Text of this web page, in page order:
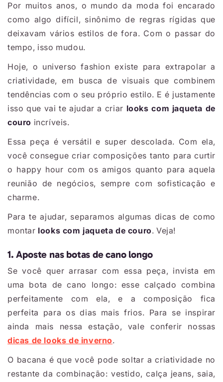
Por muitos anos, o mundo da moda foi encarado
como algo difícil, sinônimo de regras rígidas que
deixavam vários estilos de fora. Com o passar do
tempo, isso mudou.
Hoje, o universo fashion existe para extrapolar a
criatividade, em busca de visuais que combinem
tendências com o seu próprio estilo. E é justamente
isso que vai te ajudar a criar looks com jaqueta de
couro incríveis.
Essa peça é versátil e super descolada. Com ela,
você consegue criar composições tanto para curtir
o happy hour com os amigos quanto para aquela
reunião de negócios, sempre com sofisticação e
charme.
Para te ajudar, separamos algumas dicas de como
montar looks com jaqueta de couro. Veja!
1. Aposte nas botas de cano longo
Se você quer arrasar com essa peça, invista em
uma bota de cano longo: esse calçado combina
perfeitamente com ela, e a composição fica
perfeita para os dias mais frios. Para se inspirar
ainda mais nessa estação, vale conferir nossas
dicas de looks de inverno.
O bacana é que você pode soltar a criatividade no
restante da combinação: vestido, calça jeans, saia,